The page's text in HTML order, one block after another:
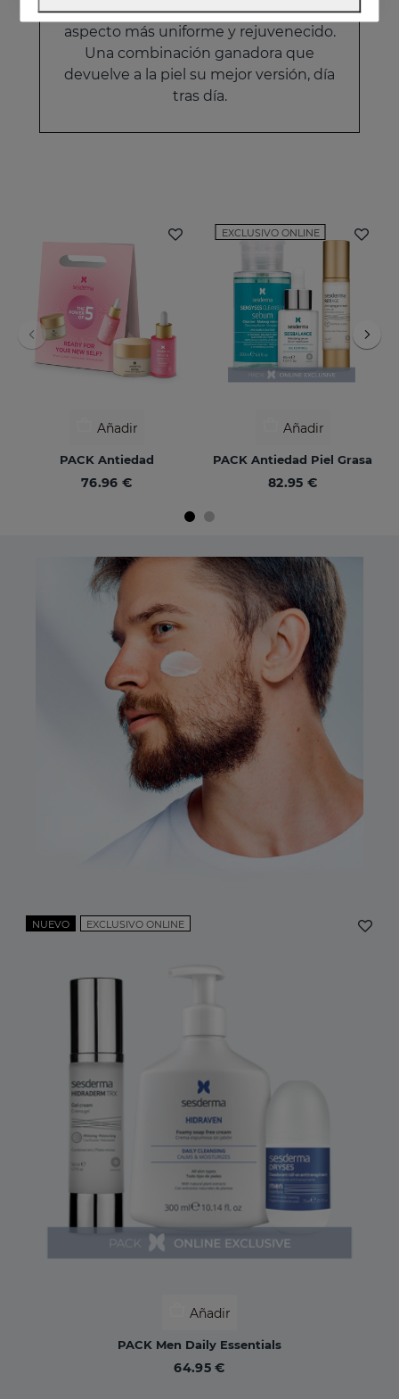
para mejorar la textura y potenciar un
aspecto más uniforme y rejuvenecido.
Una combinación ganadora que
devuelve a la piel su mejor versión, día
tras día.
Añadir
PACK Antiedad
76.96 €
EXCLUSIVO ONLINE
Añadir
PACK Antiedad Piel Grasa
82.95 €
NUEVO EXCLUSIVO ONLINE
Añadir
PACK Men Daily Essentials
64.95 €